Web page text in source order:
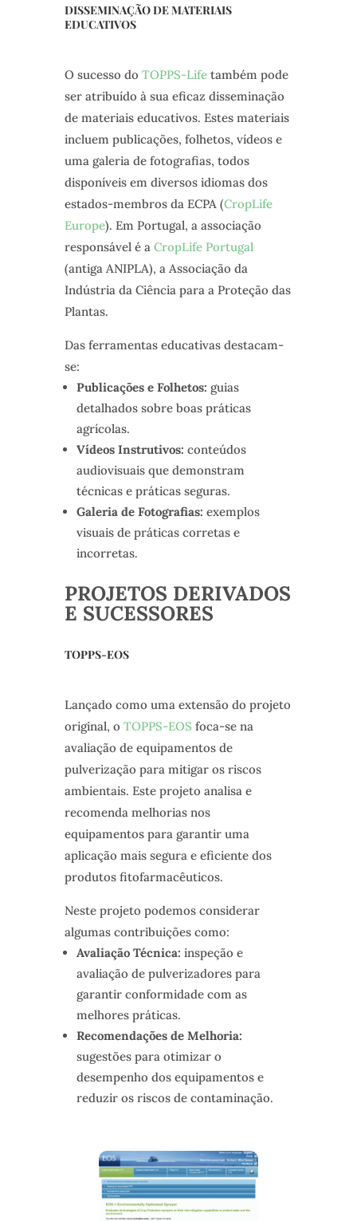
DISSEMINAÇÃO DE MATERIAIS
EDUCATIVOS
O sucesso do TOPPS-Lifetambém pode
ser atribuído à sua eficaz disseminação
de materiais educativos. Estes materiais
incluem publicações, folhetos, vídeos e
uma galeria de fotografias, todos
disponíveis em diversos idiomas dos
estados-membros da ECPA (CropLife
Europe). Em Portugal, a associação
responsável é a CropLife Portugal
(antiga ANIPLA), a Associação da
Indústria da Ciência para a Proteção das
Plantas.
Das ferramentas educativas destacam-
se:
Publicações e Folhetos: guias
detalhados sobre boas práticas
agrícolas.
Vídeos Instrutivos: conteúdos
audiovisuais que demonstram
técnicas e práticas seguras.
Galeria de Fotografias: exemplos
visuais de práticas corretas e
incorretas.
PROJETOS DERIVADOS
E SUCESSORES
TOPPS-EOS
Lançado como uma extensão do projeto
original, o TOPPS-EOS foca-se na
avaliação de equipamentos de
pulverização para mitigar os riscos
ambientais. Este projeto analisa e
recomenda melhorias nos
equipamentos para garantir uma
aplicação mais segura e eficiente dos
produtos fitofarmacêuticos.
Neste projeto podemos considerar
algumas contribuições como:
Avaliação Técnica: inspeção e
avaliação de pulverizadores para
garantir conformidade com as
melhores práticas.
Recomendações de Melhoria:
sugestões para otimizar o
desempenho dos equipamentos e
reduzir os riscos de contaminação.